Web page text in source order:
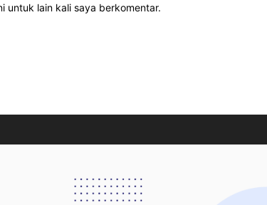
untuk lain kali saya berkomentar.